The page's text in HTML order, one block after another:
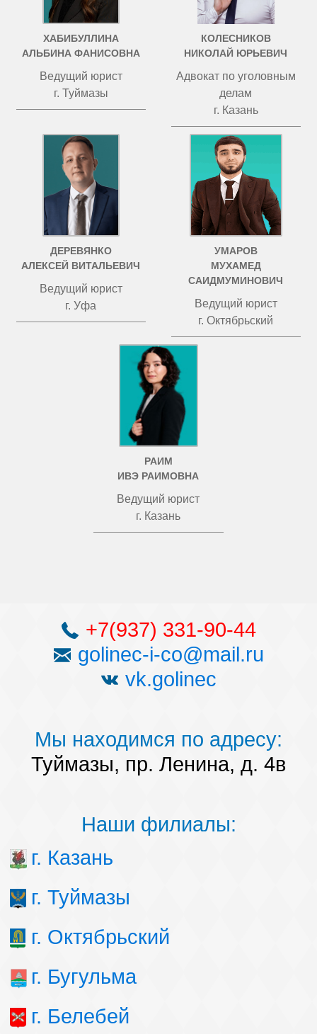
ХАБИБУЛЛИНА
АЛЬБИНА ФАНИСОВНА
Ведущий юрист
г. Туймазы
КОЛЕСНИКОВ
НИКОЛАЙ ЮРЬЕВИЧ
Адвокат по уголовным
делам
г. Казань
ДЕРЕВЯНКО
АЛЕКСЕЙ ВИТАЛЬЕВИЧ
Ведущий юрист
г. Уфа
УМАРОВ
МУХАМЕД
САИДМУМИНОВИЧ
Ведущий юрист
г. Октябрьский
РАИМ
ИВЭ РАИМОВНА
Ведущий юрист
г. Казань
+7(937) 331-90-44
golinec-i-co@mail.ru
vk.golinec
Мы находимся по адресу:
Туймазы, пр. Ленина, д. 4в
Наши филиалы:
г. Казань
г. Туймазы
г. Октябрьский
г. Бугульма
г. Белебей